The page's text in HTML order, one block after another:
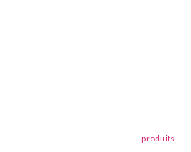
produits